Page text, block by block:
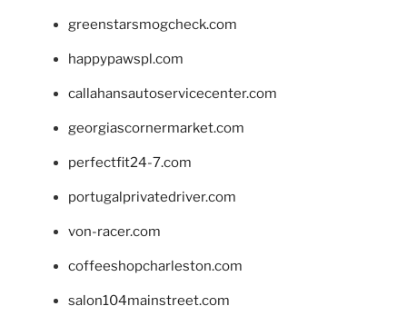
greenstarsmogcheck.com
happypawspl.com
callahansautoservicecenter.com
georgiascornermarket.com
perfectfit24-7.com
portugalprivatedriver.com
von-racer.com
coffeeshopcharleston.com
salon104mainstreet.com